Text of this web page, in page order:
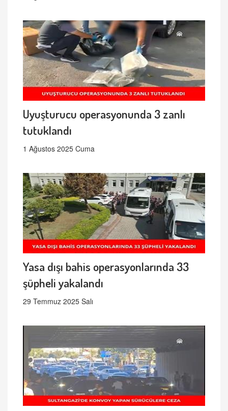
Uyuşturucu operasyonunda 3 zanlı
tutuklandı
1 Ağustos 2025 Cuma
Yasa dışı bahis operasyonlarında 33
şüpheli yakalandı
29 Temmuz 2025 Salı